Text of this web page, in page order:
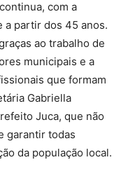
com a
a partir dos 45 anos.
ao trabalho de
municipais e a
que formam
Gabriella
Juca, que não
garantir todas
da população local.